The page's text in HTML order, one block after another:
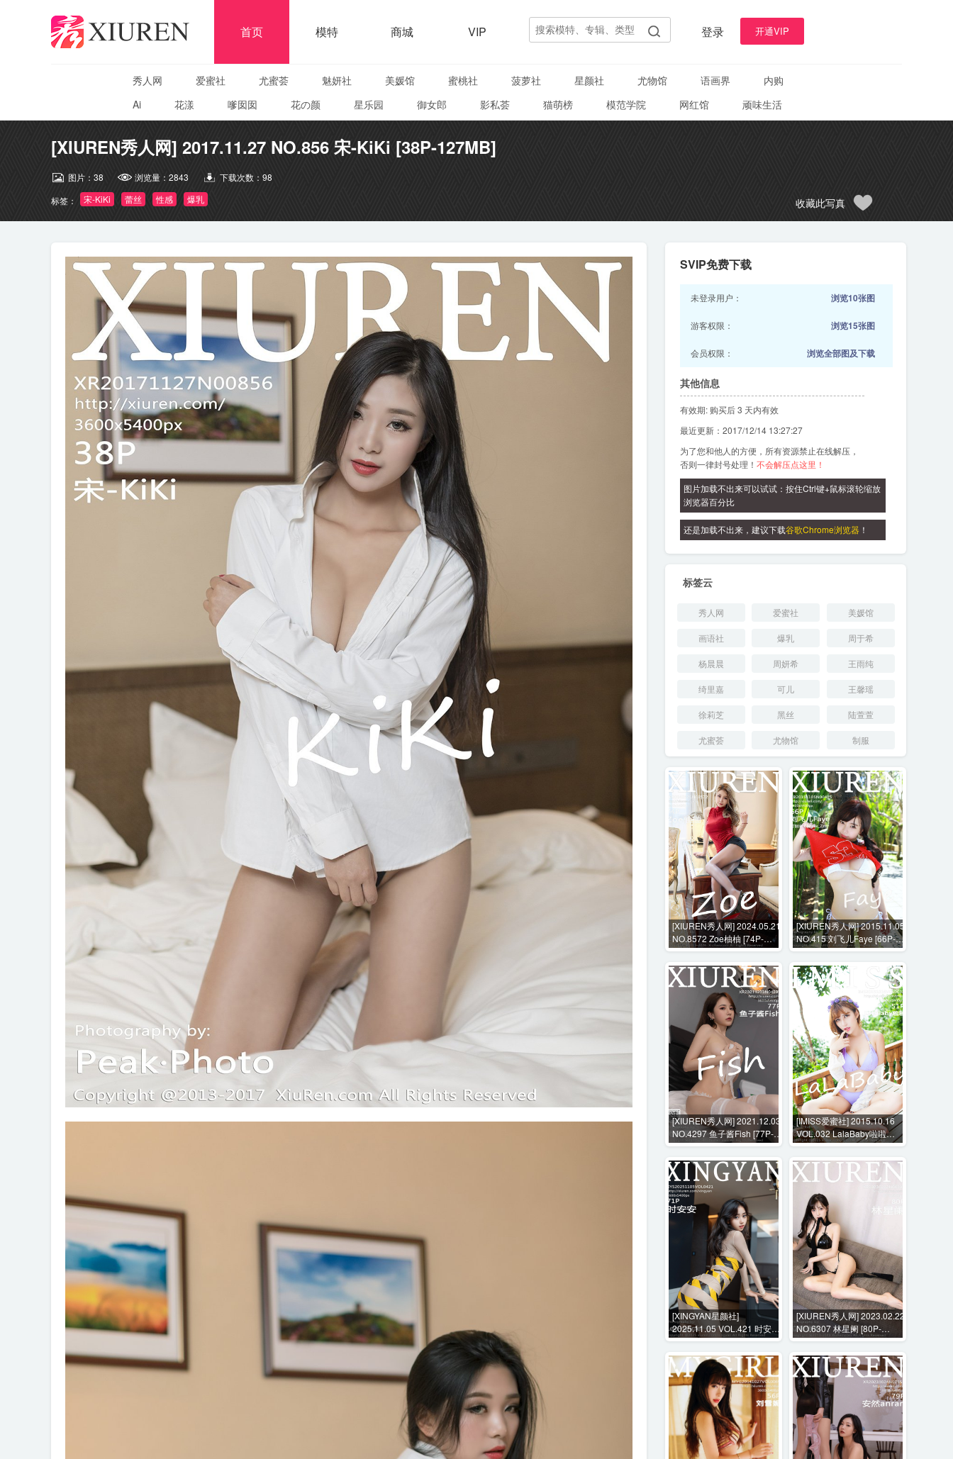
首页 模特 商城 VIP 登录 开通VIP
秀人网 爱蜜社 尤蜜荟 魅妍社 美媛馆 蜜桃社 菠萝社 星颜社 尤物馆 语画界
内购
Ai
花漾 嗲囡囡 花の颜 星乐园 御女郎 影私荟 猫萌榜 模范学院 网红馆 顽味生活
[XIUREN秀人网] 2017.11.27 NO.856 宋-KiKi [38P-127MB]
图片： 38 浏览量： 2843 下载次数： 98
标签：
宋-KiKi 蕾丝 性感 爆乳 收藏此写真
SVIP免费下载
未登录用户： 浏览10张图
游客权限： 浏览15张图
会员权限： 浏览全部图及下载
其他信息
有效期: 购买后 3 天内有效
最近更新：2017/12/14 13:27:27
为了您和他人的方便，所有资源禁止在线解压，
否则一律封号处理！ 不会解压点这里！
图片加载不出来可以试试：按住Ctrl键+鼠标滚轮缩放
浏览器百分比
还是加载不出来，建议下载谷歌Chrome浏览器 ！
标签云
秀人网 爱蜜社 美媛馆
画语社 爆乳 周于希
杨晨晨 周妍希 王雨纯
绮里嘉 可儿 王馨瑶
徐莉芝 黑丝 陆萱萱
尤蜜荟 尤物馆 制服
[XIUREN秀人网] 2024.05.21
NO.8572 Zoe柚柚 [74P-
745MB]
[XIUREN秀人网] 2015.11.05
NO.415 刘飞儿Faye [66P-
222MB]
[XIUREN秀人网] 2021.12.03
NO.4297 鱼子酱Fish [77P-
669MB]
[IMISS爱蜜社] 2015.10.16
VOL.032 LalaBaby啦啦
[51P-169MB]
[XINGYAN星颜社]
2025.11.05 VOL.421 时安安
[71P-639MB]
[XIUREN秀人网] 2023.02.22
NO.6307 林星阑 [80P-
758MB]